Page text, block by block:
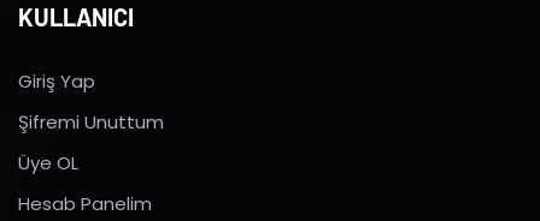
KULLANICI
Giriş Yap
Şifremi Unuttum
Üye OL
Hesab Panelim